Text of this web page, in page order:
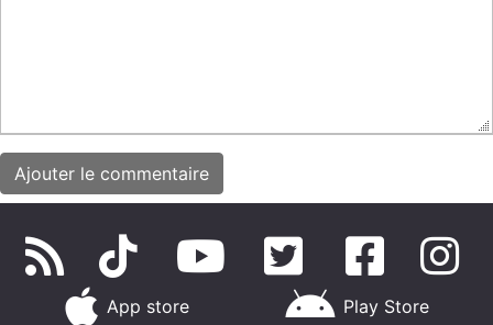
App store Play Store